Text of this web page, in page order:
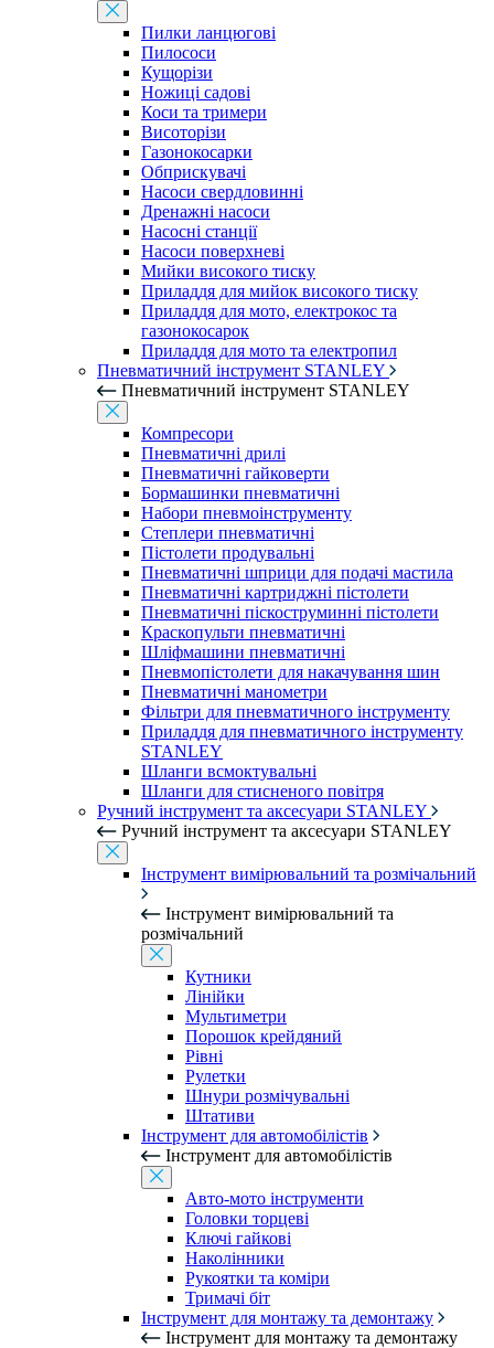
Пилки ланцюгові
Пилососи
Кущорізи
Ножиці садові
Коси та тримери
Висоторізи
Газонокосарки
Обприскувачі
Насоси свердловинні
Дренажні насоси
Насосні станції
Насоси поверхневі
Мийки високого тиску
Приладдя для мийок високого тиску
Приладдя для мото, електрокос та
газонокосарок
Приладдя для мото та електропил
Пневматичний інструмент STANLEY
Пневматичний інструмент STANLEY
Компресори
Пневматичні дрилі
Пневматичні гайковерти
Бормашинки пневматичні
Набори пневмоінструменту
Степлери пневматичні
Пістолети продувальні
Пневматичні шприци для подачі мастила
Пневматичні картриджні пістолети
Пневматичні піскоструминні пістолети
Краскопульти пневматичні
Шліфмашини пневматичні
Пневмопістолети для накачування шин
Пневматичні манометри
Фільтри для пневматичного інструменту
Приладдя для пневматичного інструменту
STANLEY
Шланги всмоктувальні
Шланги для стисненого повітря
Ручний інструмент та аксесуари STANLEY
Ручний інструмент та аксесуари STANLEY
Інструмент вимірювальний та розмічальний
Інструмент вимірювальний та
розмічальний
Кутники
Лінійки
Мультиметри
Порошок крейдяний
Рівні
Рулетки
Шнури розмічувальні
Штативи
Інструмент для автомобілістів
Інструмент для автомобілістів
Авто-мото інструменти
Головки торцеві
Ключі гайкові
Наколінники
Рукоятки та коміри
Тримачі біт
Інструмент для монтажу та демонтажу
Інструмент для монтажу та демонтажу